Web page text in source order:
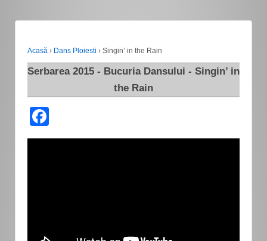
Acasă › Dans Ploiesti › Singin’ in the Rain
Serbarea 2015 - Bucuria Dansului - Singin’ in
the Rain